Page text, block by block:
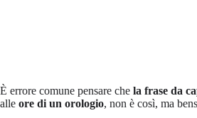
È errore comune pensare che la frase da
alle ore di un orologio, non è così, ma